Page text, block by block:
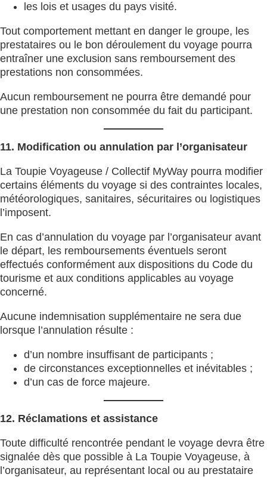
les lois et usages du pays visité.
Tout comportement mettant en danger le groupe, les
prestataires ou le bon déroulement du voyage pourra
entraîner une exclusion sans remboursement des
prestations non consommées.
Aucun remboursement ne pourra être demandé pour
une prestation non consommée du fait du participant.
11. Modification ou annulation par l’organisateur
La Toupie Voyageuse / Collectif MyWay pourra modifier
certains éléments du voyage si des contraintes locales,
météorologiques, sanitaires, sécuritaires ou logistiques
l’imposent.
En cas d’annulation du voyage par l’organisateur avant
le départ, les remboursements éventuels seront
effectués conformément aux dispositions du Code du
tourisme et aux conditions applicables au voyage
concerné.
Aucune indemnisation supplémentaire ne sera due
lorsque l’annulation résulte :
d’un nombre insuffisant de participants ;
de circonstances exceptionnelles et inévitables ;
d’un cas de force majeure.
12. Réclamations et assistance
Toute difficulté rencontrée pendant le voyage devra être
signalée dès que possible à La Toupie Voyageuse, à
l’organisateur, au représentant local ou au prestataire